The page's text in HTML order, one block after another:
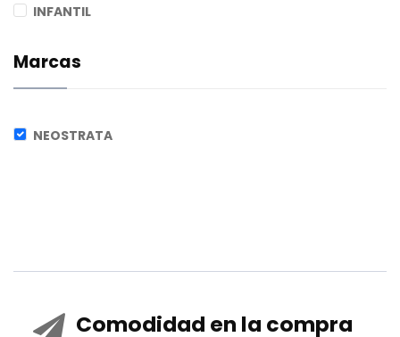
INFANTIL
Marcas
NEOSTRATA
Comodidad en la compra